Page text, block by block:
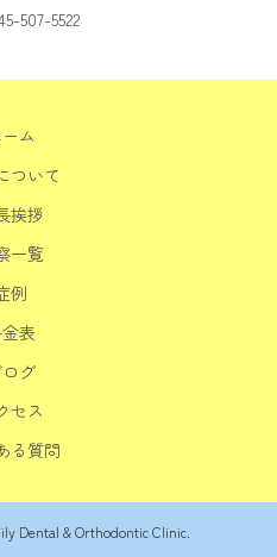
507-5522
ム
ついて
挨拶
一覧
例
表
ログ
セス
る質問
Dental & Orthodontic Clinic.
WEB予約